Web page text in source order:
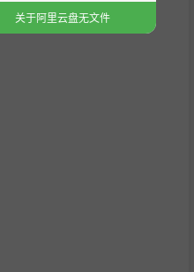
关于阿里云盘无文件